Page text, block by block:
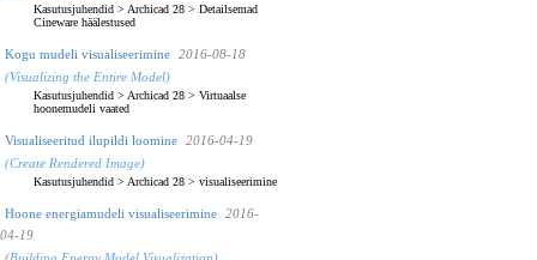
Kasutusjuhendid > Archicad 28 > Detailsemad
Cineware häälestused
Kogu mudeli visualiseerimine
2016-08-18
(Visualizing the Entire Model)
Kasutusjuhendid > Archicad 28 > Virtuaalse
hoonemudeli vaated
Visualiseeritud ilupildi loomine
2016-04-19
(Create Rendered Image)
Kasutusjuhendid > Archicad 28 > visualiseerimine
Hoone energiamudeli visualiseerimine
2016-
04-19